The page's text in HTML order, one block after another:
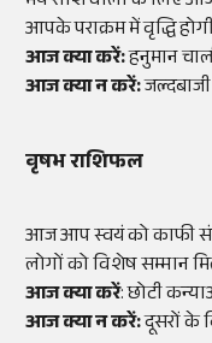
आपके पराक्रम में वृद्धि
आज क्या करें:हनुमान
आज क्या न करें:
वृषभ राशिफल
आज आप स्वयं को काफी
लोगों को विशेष सम्मान
आज क्या करें: छोटी
आज क्या न करें:दूसरों के